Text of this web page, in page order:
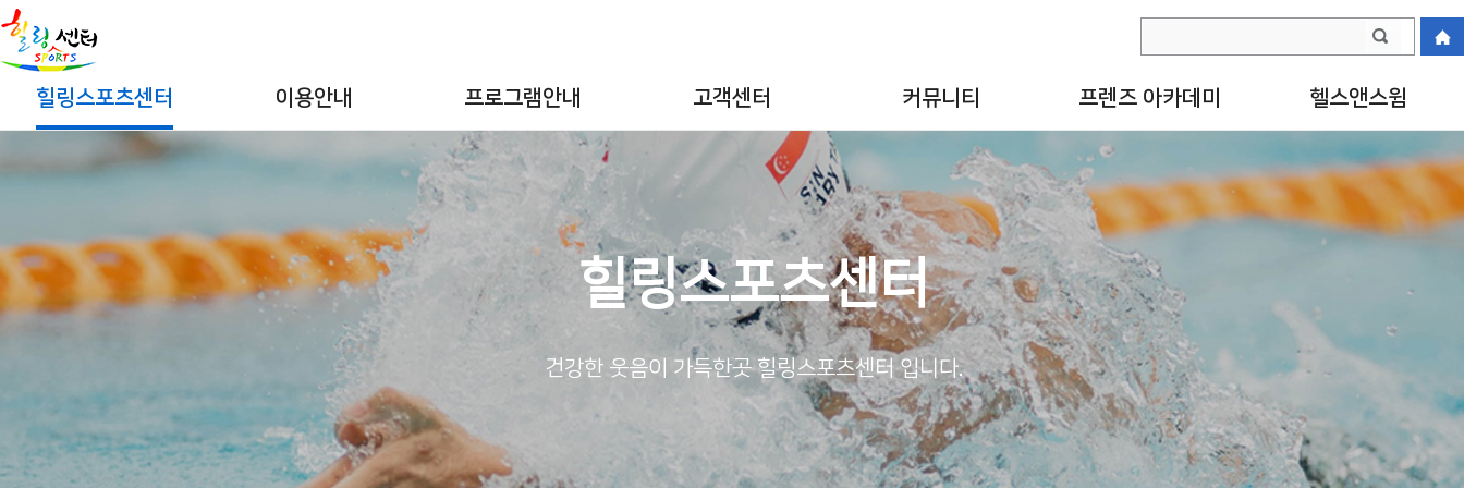
힐링스포츠센터 이용안내 프로그램안내 고객센터 커뮤니티 프렌즈 아카데미 헬스앤스윔
힐링스포츠센터
건강한 웃음이 가득한곳 힐링스포츠센터 입니다.